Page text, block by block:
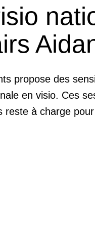
propose des
en visio. Ces
reste à charge